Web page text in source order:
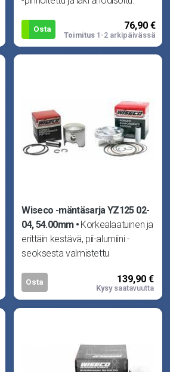
Osta 76,90 €
Toimitus1-2 arkipäivässä
Wiseco -mäntäsarja YZ125 02-
04, 54.00mm
Korkealaatuinen ja
erittäin kestävä, pii-alumiini -
seoksesta valmistettu
vaativille kuskeil
Osta 139,90 €
Kysysaatavuutta